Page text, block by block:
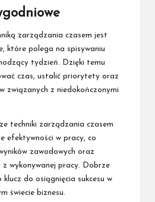
zarządzania czasem jest
które polega na spisywaniu
tydzień. Dzięki temu
czas, ustalić priorytety oraz
związanych z niedokończonymi
techniki zarządzania czasem
efektywności w pracy, co
zawodowych oraz
z wykonywanej pracy. Dobrze
do osiągnięcia sukcesu w
świecie biznesu.